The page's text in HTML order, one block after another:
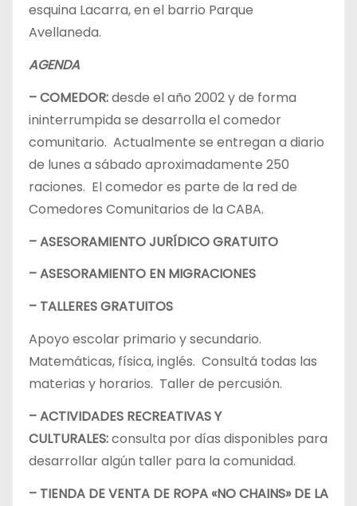
esquina Lacarra, en el barrio Parque
Avellaneda.
AGENDA
– COMEDOR:desde el año 2002 y de forma
ininterrumpida se desarrolla el comedor
comunitario. Actualmente se entregan a diario
de lunes a sábado aproximadamente 250
raciones. El comedor es parte de la red de
Comedores Comunitarios de la CABA.
– ASESORAMIENTO JURÍDICO GRATUITO
– ASESORAMIENTO EN MIGRACIONES
– TALLERES GRATUITOS
Apoyo escolar primario y secundario.
Matemáticas, física, inglés. Consultá todas las
materias y horarios. Taller de percusión.
– ACTIVIDADES RECREATIVAS Y
CULTURALES:consulta por días disponibles para
desarrollar algún taller para la comunidad.
– TIENDA DE VENTA DE ROPA «NO CHAINS» DE LA